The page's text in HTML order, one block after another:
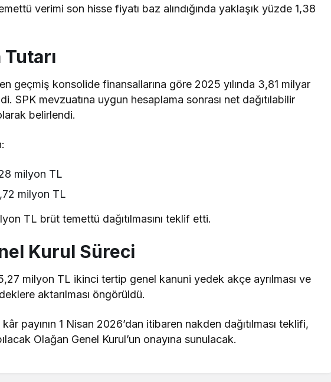
verimi son hisse fiyatı baz alındığında yaklaşık yüzde 1,38
Tutarı
geçmiş konsolide finansallarına göre 2025 yılında 3,81 milyar
SPK mevzuatına uygun hesaplama sonrası net dağıtılabilir
belirlendi.
milyon TL
milyon TL
TL brüt temettü dağıtılmasını teklif etti.
Kurul Süreci
milyon TL ikinci tertip genel kanuni yedek akçe ayrılması ve
aktarılması öngörüldü.
payının 1 Nisan 2026’dan itibaren nakden dağıtılması teklifi,
Olağan Genel Kurul’un onayına sunulacak.